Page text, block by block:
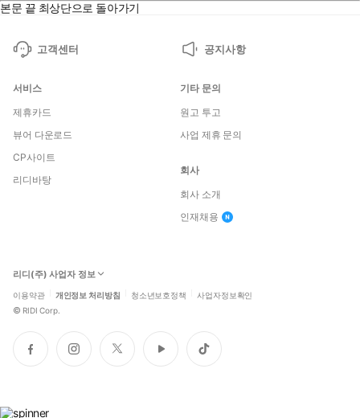
본문 끝 최상단으로 돌아가기
고객센터 공지사항
서비스
제휴카드
뷰어 다운로드
CP사이트
리디바탕
기타 문의
원고 투고
사업 제휴 문의
회사
회사 소개
인재채용
리디(주) 사업자 정보
이용약관 개인정보 처리방침 청소년보호정책 사업자정보확인
© RIDI Corp.
페
이
인
스
트
위
유
튜
틱
톡